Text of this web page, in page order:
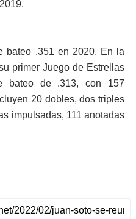
bateo .351 en 2020. En la
primer Juego de Estrellas
bateo de .313, con 157
20 dobles, dos triples
impulsadas, 111 anotadas